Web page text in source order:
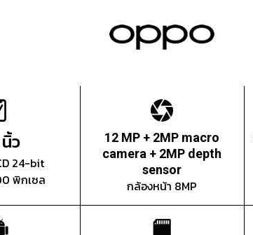
นิ้ว
24-bit
พิกเซล
12 MP + 2MP macro
camera + 2MP depth
sensor
กล้องหน้า 8MP